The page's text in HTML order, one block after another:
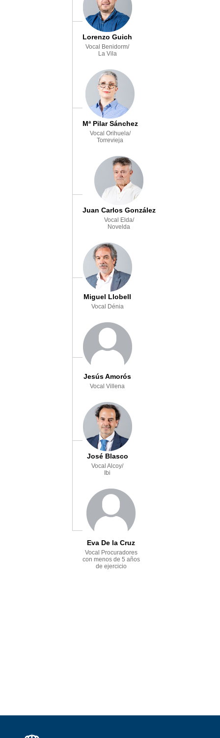
Lorenzo Guich
Vocal Benidorm/
La Vila
Mª Pilar Sánchez
Vocal Orihuela/
Torrevieja
Juan Carlos González
Vocal Elda/
Novelda
Miguel Llobell
Vocal Dénia
Jesús Amorós
Vocal Villena
José Blasco
Vocal Alcoy/
Ibi
Eva De la Cruz
Vocal Procuradores
con menos de 5 años
de ejercicio